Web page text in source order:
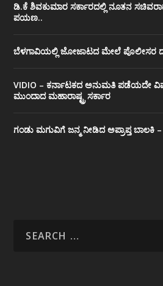
ಡಿ.ಕೆ ಶಿವಕುಮಾರ ಸರ್ಕಾರದಲ್ಲಿ ನೂತನ
ಪಯಣ..
ಬೆಳಗಾವಿಯಲ್ಲಿ ಜೋಜಾಟದ ಮೇಲೆ ಪೊಲೀಸರ
VIDIO – ಕರ್ನಾಟಕದ ಅನುಮತಿ ಪಡೆಯದೇ
ಮುಂದಾದ ಮಹಾರಾಷ್ಟ್ರ ಸರ್ಕಾರ
ಗಂಡು ಮಗುವಿಗೆ ಜನ್ಮ ನೀಡಿದ ಅಪ್ರಾಪ್ತ ಬಾಲಕಿ